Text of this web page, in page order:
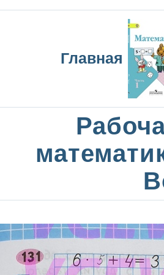
Главная